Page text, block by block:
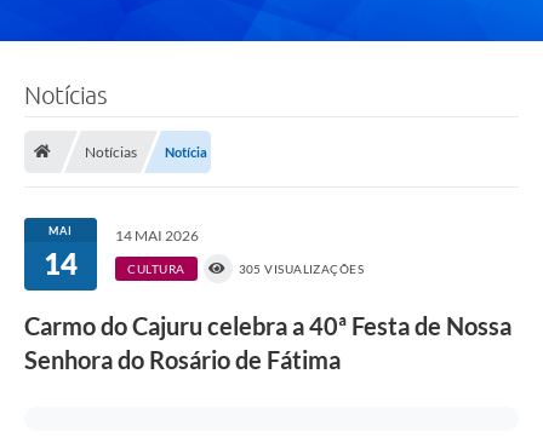
Notícias
Notícias Notícia
MAI
14
14 MAI 2026
CULTURA 305 VISUALIZAÇÕES
Carmo do Cajuru celebra a 40ª Festa de Nossa
Senhora do Rosário de Fátima